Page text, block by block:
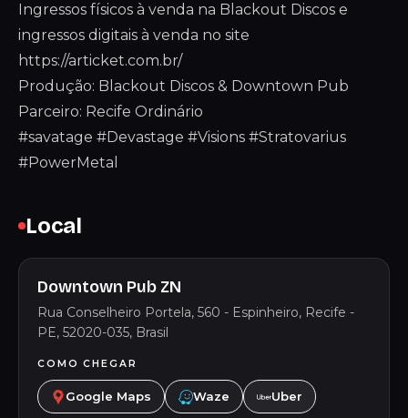
Ingressos físicos à venda na Blackout Discos e
ingressos digitais à venda no site
https://articket.com.br/
Produção: Blackout Discos & Downtown Pub
Parceiro: Recife Ordinário
#savatage #Devastage #Visions #Stratovarius
#PowerMetal
Local
Downtown Pub ZN
Rua Conselheiro Portela, 560 - Espinheiro, Recife -
PE, 52020-035, Brasil
COMO CHEGAR
Google Maps Waze Uber